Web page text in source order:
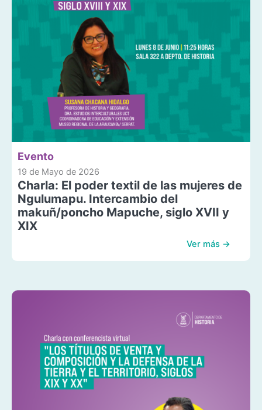
Evento
19 de Mayo de 2026
Charla: El poder textil de las mujeres de
Ngulumapu. Intercambio del
makuñ/poncho Mapuche, siglo XVII y
XIX
Ver más →